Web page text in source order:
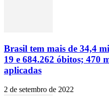
Brasil tem mais de 34,4
19 e 684.262 óbitos; 470
aplicadas
2 de setembro de 2022